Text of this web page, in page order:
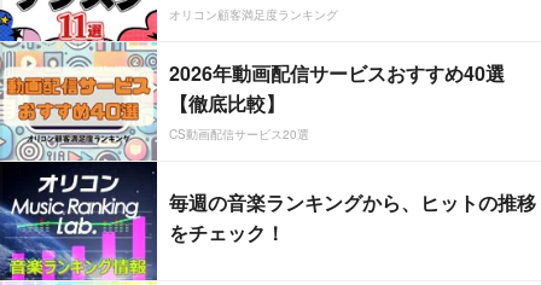
オリコン顧客満足度ランキング
2026年動画配信サービスおすすめ40選
【徹底比較】
CS動画配信サービス20選
毎週の音楽ランキングから、ヒットの推移
をチェック！